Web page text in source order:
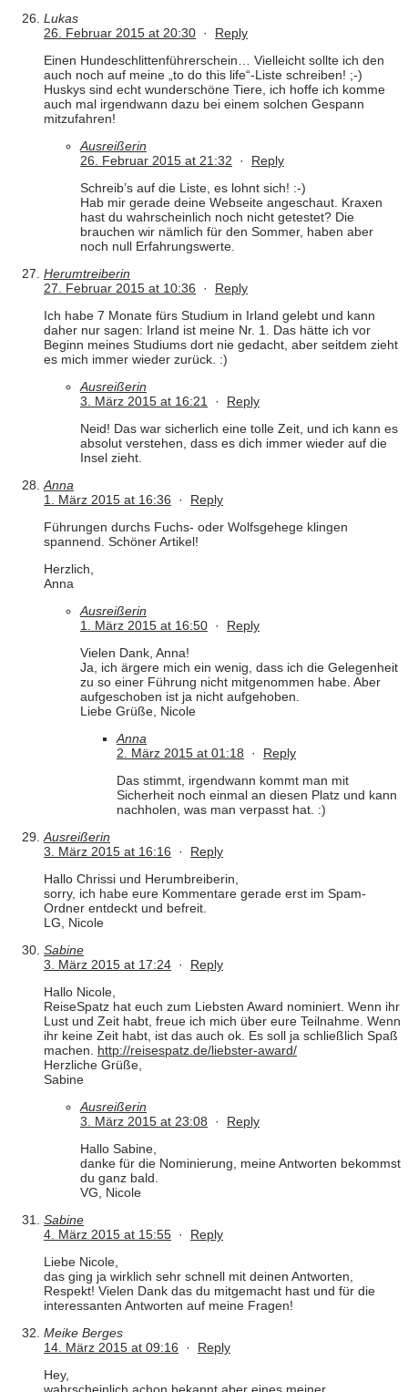
Lukas
26. Februar 2015 at 20:30 · Reply
Einen Hundeschlittenführerschein… Vielleicht sollte ich den
auch noch auf meine „to do this life“-Liste schreiben! ;-)
Huskys sind echt wunderschöne Tiere, ich hoffe ich komme
auch mal irgendwann dazu bei einem solchen Gespann
mitzufahren!
Ausreißerin
26. Februar 2015 at 21:32 · Reply
Schreib’s auf die Liste, es lohnt sich! :-)
Hab mir gerade deine Webseite angeschaut. Kraxen
hast du wahrscheinlich noch nicht getestet? Die
brauchen wir nämlich für den Sommer, haben aber
noch null Erfahrungswerte.
Herumtreiberin
27. Februar 2015 at 10:36 · Reply
Ich habe 7 Monate fürs Studium in Irland gelebt und kann
daher nur sagen: Irland ist meine Nr. 1. Das hätte ich vor
Beginn meines Studiums dort nie gedacht, aber seitdem zieht
es mich immer wieder zurück. :)
Ausreißerin
3. März 2015 at 16:21 · Reply
Neid! Das war sicherlich eine tolle Zeit, und ich kann es
absolut verstehen, dass es dich immer wieder auf die
Insel zieht.
Anna
1. März 2015 at 16:36 · Reply
Führungen durchs Fuchs- oder Wolfsgehege klingen
spannend. Schöner Artikel!
Herzlich,
Anna
Ausreißerin
1. März 2015 at 16:50 · Reply
Vielen Dank, Anna!
Ja, ich ärgere mich ein wenig, dass ich die Gelegenheit
zu so einer Führung nicht mitgenommen habe. Aber
aufgeschoben ist ja nicht aufgehoben.
Liebe Grüße, Nicole
Anna
2. März 2015 at 01:18 · Reply
Das stimmt, irgendwann kommt man mit
Sicherheit noch einmal an diesen Platz und kann
nachholen, was man verpasst hat. :)
Ausreißerin
3. März 2015 at 16:16 · Reply
Hallo Chrissi und Herumbreiberin,
sorry, ich habe eure Kommentare gerade erst im Spam-
Ordner entdeckt und befreit.
LG, Nicole
Sabine
3. März 2015 at 17:24 · Reply
Hallo Nicole,
ReiseSpatz hat euch zum Liebsten Award nominiert. Wenn ihr
Lust und Zeit habt, freue ich mich über eure Teilnahme. Wenn
ihr keine Zeit habt, ist das auch ok. Es soll ja schließlich Spaß
machen. http://reisespatz.de/liebster-award/
Herzliche Grüße,
Sabine
Ausreißerin
3. März 2015 at 23:08 · Reply
Hallo Sabine,
danke für die Nominierung, meine Antworten bekommst
du ganz bald.
VG, Nicole
Sabine
4. März 2015 at 15:55 · Reply
Liebe Nicole,
das ging ja wirklich sehr schnell mit deinen Antworten,
Respekt! Vielen Dank das du mitgemacht hast und für die
interessanten Antworten auf meine Fragen!
Meike Berges
14. März 2015 at 09:16 · Reply
Hey,